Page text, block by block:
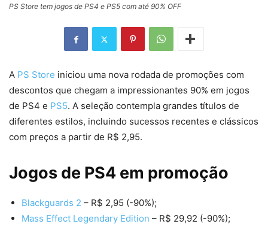
PS Store tem jogos de PS4 e PS5 com até 90% OFF
A PS Store iniciou uma nova rodada de promoções com
descontos que chegam a impressionantes 90% em jogos
de PS4 e PS5. A seleção contempla grandes títulos de
diferentes estilos, incluindo sucessos recentes e clássicos
com preços a partir de R$ 2,95.
Jogos de PS4 em promoção
Blackguards 2 – R$ 2,95 (-90%);
Mass Effect Legendary Edition – R$ 29,92 (-90%);